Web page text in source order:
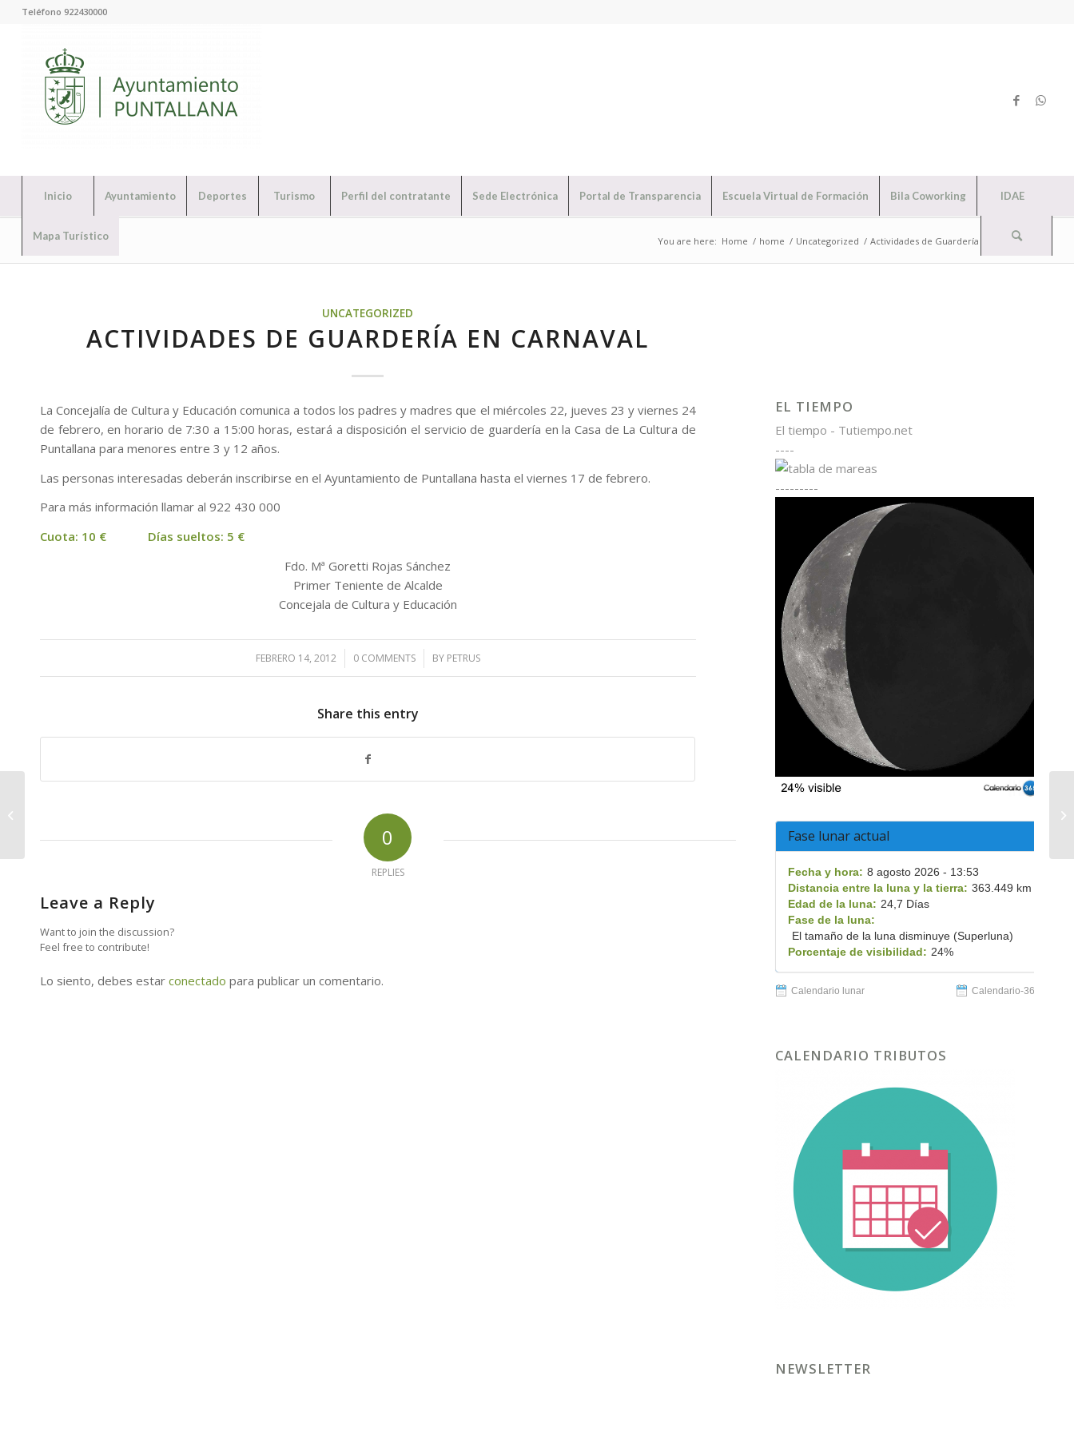
Teléfono 922430000
Inicio Ayuntamiento Deportes Turismo Perfil del contratante Sede Electrónica Portal de Transparencia Escuela Virtual de Formación Bila Coworking IDAE
Mapa Turístico You are here: Home / home / Uncategorized / Actividades de Guardería en Carnaval
UNCATEGORIZED
ACTIVIDADES DE GUARDERÍA EN CARNAVAL
La Concejalía de Cultura y Educación comunica a todos los padres y madres que el miércoles 22, jueves 23 y viernes 24
de febrero, en horario de 7:30 a 15:00 horas, estará a disposición el servicio de guardería en la Casa de La Cultura de
Puntallana para menores entre 3 y 12 años.
Las personas interesadas deberán inscribirse en el Ayuntamiento de Puntallana hasta el viernes 17 de febrero.
Para más información llamar al 922 430 000
Cuota: 10 €
Días sueltos: 5 €
Fdo. Mª Goretti Rojas Sánchez
Primer Teniente de Alcalde
Concejala de Cultura y Educación
FEBRERO 14, 2012
/ 0 COMMENTS
/ BY PETRUS
Share this entry
0
REPLIES
Leave a Reply
Want to join the discussion?
Feel free to contribute!
Lo siento, debes estar conectado para publicar un comentario.
EL TIEMPO
El tiempo - Tutiempo.net
----
---------
Fase lunar actual
Fecha y hora: 8 agosto 2026 - 13:53
Distancia entre la luna y la tierra: 363.449 km
Edad de la luna: 24,7 Días
Fase de la luna:
El tamaño de la luna disminuye (Superluna)
Porcentaje de visibilidad: 24%
Calendario lunar Calendario-365.es
CALENDARIO TRIBUTOS
NEWSLETTER